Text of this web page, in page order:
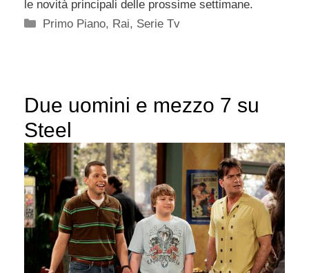
le novità principali delle prossime settimane.
Categorie
Primo Piano, Rai, Serie Tv
Due uomini e mezzo 7 su
Steel